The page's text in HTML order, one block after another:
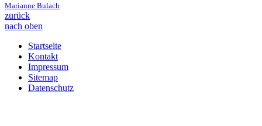
Marianne Bulach
zurück
nach oben
Startseite
Kontakt
Impressum
Sitemap
Datenschutz